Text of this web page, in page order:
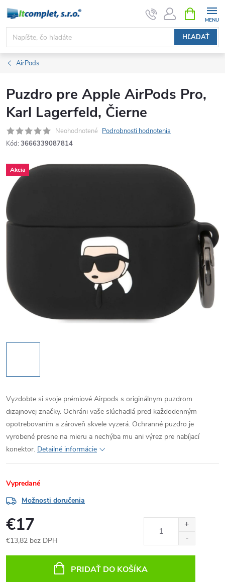
Prejsť
obsah
HĽADAŤ
KOŠÍK
AirPods
Puzdro pre Apple AirPods Pro,
Karl Lagerfeld, Čierne
Neohodnotené Podrobnosti hodnotenia
Kód: 3666339087814
Akcia
Vyzdobte si svoje prémiové Airpods s originálnym puzdrom
dizajnovej značky. Ochráni vaše slúchadlá pred každodenným
opotrebovaním a zároveň skvele vyzerá. Ochranné puzdro je
vyrobené presne na mieru a nechýba mu ani výrez pre nabíjací
konektor. Detailné informácie
Vypredané
Možnosti doručenia
€17
€13,82 bez DPH
PRIDAŤ DO KOŠÍKA